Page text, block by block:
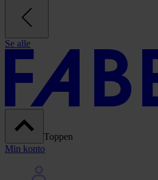
Se alle
Toppen
Min konto